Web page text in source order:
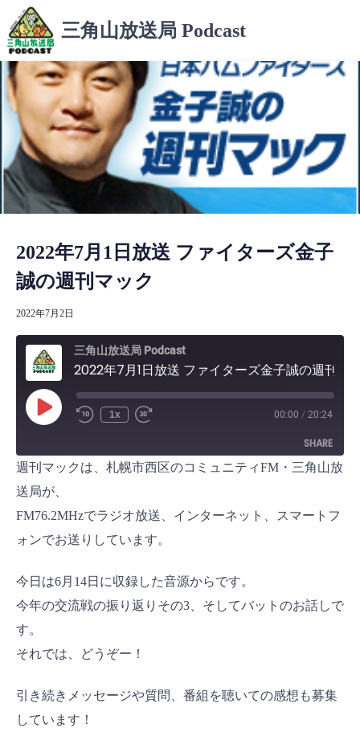
ン
テ
ン
ツ
へ
ッ
プ
三角山放送局 Podcast
2022年7月1日放送 ファイターズ金子
誠の週刊マック
2022年7月2日
三角山放送局 Podcast
P
l
E
p
s
o
d
e
1x 00:00 / 20:24
SHARE
SHARE
LINK
週刊マックは、札幌市西区のコミュニティFM・三角山放
送局が、
FM76.2MHzでラジオ放送、インターネット、スマートフ
ォンでお送りしています。
今日は6月14日に収録した音源からです。
今年の交流戦の振り返りその3、そしてバットのお話しで
す。
それでは、どうぞー！
引き続きメッセージや質問、番組を聴いての感想も募集
しています！